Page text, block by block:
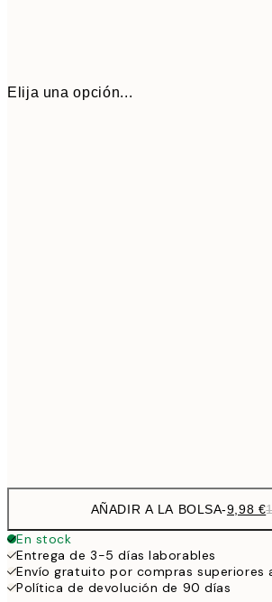
Elija una opción...
AÑADIR A LA BOLSA-9,98 €
En stock
Entrega de 3-5 días laborables
Envío gratuito por compras superiores
Política de devolución de 90 días